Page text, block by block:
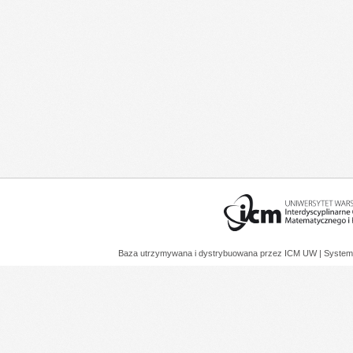
Baza utrzymywana i dystrybuowana przez ICM UW |